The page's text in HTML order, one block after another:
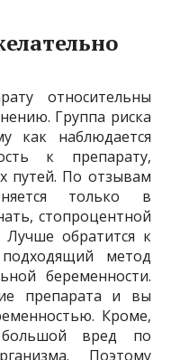
относительны
Группа риска
как наблюдается
к препарату,
путей. По отзывам
только в
стопроцентной
Лучше обратится к
метод
беременности.
препарата и вы
Кроме,
большой вред по
Поэтому